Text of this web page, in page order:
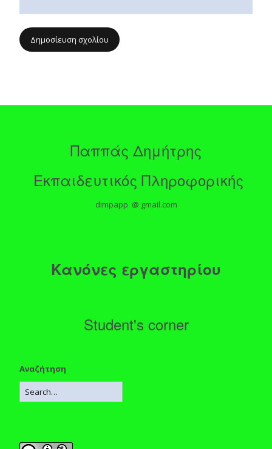
Παππάς Δημήτρης
Εκπαιδευτικός Πληροφορικής
dimpapp @ gmail.com
Κανόνες εργαστηρίου
Student's corner
Αναζήτηση